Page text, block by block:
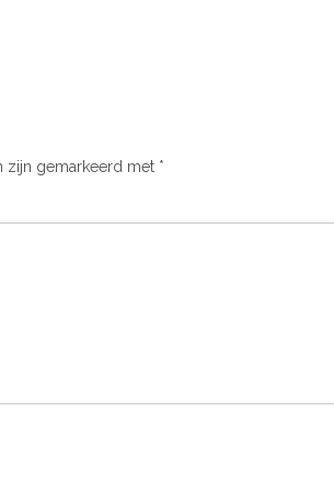
zijn gemarkeerd met *